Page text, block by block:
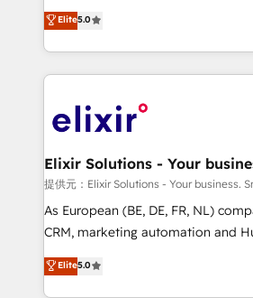
revenue automation 🏢 Real
portfolio and lifecycle management
HIPAA-aware; CASL-compliant;
implementations where required 💡 Why 500+
built to scale.
consultancy. Our focus is on
market B2B companies globally
approach to execute their goals
applications of our solutions;
Design, Migrations + Integrations. Mole Street’s
greatness, which is achieved
absolute clarity, derived from a
strategy, executed well, and
results. The culture is driven by
Mindedness, and Clarity. We are driven to win for the
collective good of the company
Elite5.0
提供元：Elixir Solutions - Your business.
As European (BE, DE, FR, NL)
CRM, marketing automation and
integration products and services
and enterprise customers. We ensure that your sales,
Elite5.0